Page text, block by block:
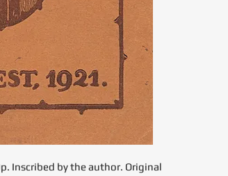
Inscribed by the author. Original